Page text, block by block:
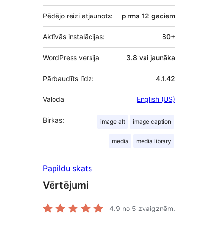
Pēdējo reizi atjaunots: pirms 12 gadiem
Aktīvās instalācijas: 80+
WordPress versija 3.8 vai jaunāka
Pārbaudīts līdz: 4.1.42
Valoda English (US)
Birkas: image alt image caption
media media library
Papildu skats
Vērtējumi
4.9 no 5 zvaigznēm.